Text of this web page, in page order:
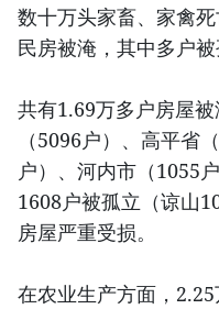
数十万头家畜、家禽
民房被淹，其中多户被
共有1.69万多户房屋
（5096户）、高平省
户）、河内市（1055
1608户被孤立（谅山
房屋严重受损。
在农业生产方面，